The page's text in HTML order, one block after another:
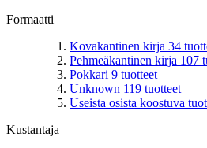
Formaatti
Kovakantinen kirja 34
Pehmeäkantinen kirja 107
Pokkari 9 tuotteet
Unknown 119 tuotteet
Useista osista koostuva
Kustantaja